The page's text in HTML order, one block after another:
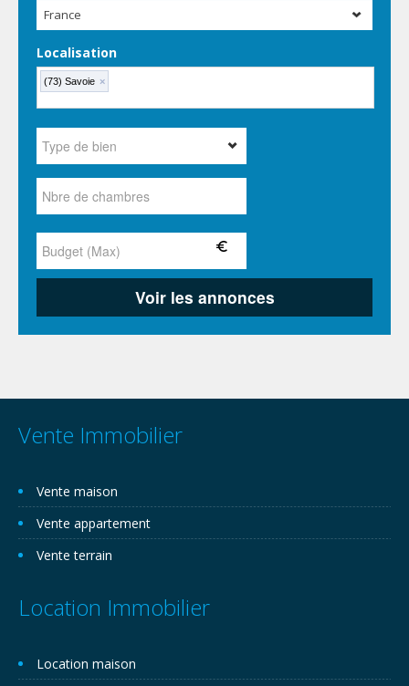
France
Localisation
(73) Savoie ×
Vente Immobilier
Vente maison
Vente appartement
Vente terrain
Location Immobilier
Location maison